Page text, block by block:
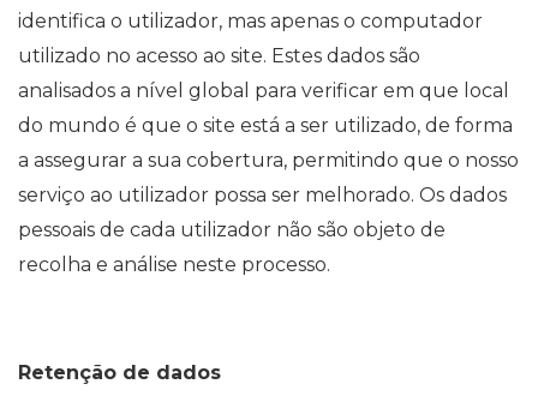
identifica o utilizador, mas apenas o computador
utilizado no acesso ao site. Estes dados são
analisados a nível global para verificar em que local
do mundo é que o site está a ser utilizado, de forma
a assegurar a sua cobertura, permitindo que o nosso
serviço ao utilizador possa ser melhorado. Os dados
pessoais de cada utilizador não são objeto de
recolha e análise neste processo.
Retenção de dados